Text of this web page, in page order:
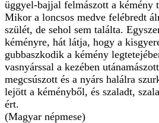
üggyel-bajjal felmászott a kémény
Mikor a loncsos medve felébredt
szülét, de sehol sem találta.
kéményre, hát látja, hogy a
gubbaszkodik a kémény
vasnyárssal a kezében
megcsúszott és a nyárs halálra
lejött a kéményből, és szaladt,
ért.
(Magyar népmese)